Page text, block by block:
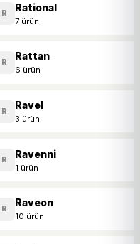
R Rational
7 ürün
R Rattan
6 ürün
R Ravel
3 ürün
R Ravenni
1 ürün
R Raveon
10 ürün